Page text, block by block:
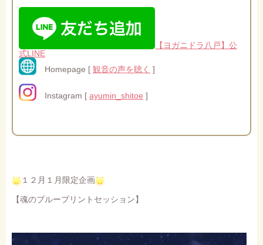
【ヨガニドラ八戸】公
式LINE
Homepage [ 観音の声を聴く ]
Instagram [ ayumin_shitoe ]
１２月１月限定企画
【魂のブループリントセッション】